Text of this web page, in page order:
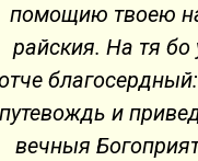
помощию твоею
райския. На тя
путевождь и
вечныя